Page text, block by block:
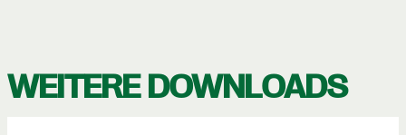
WEITERE DOWNLOADS